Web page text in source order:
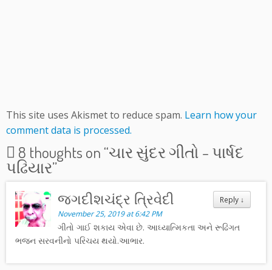
This site uses Akismet to reduce spam. Learn how your
comment data is processed.
8 thoughts on “ચાર સુંદર ગીતો – પાર્ષદ
પઢિયાર”
Reply ↓
જગદીશચંદ્ર ત્રિવેદી
November 25, 2019 at 6:42 PM
ગીતો ગાઈ શકાય એવા છે. આઘ્યાત્મિકતા અને રૂઢિગત
ભજન સરવનીનો પરિચય થયો.આભાર.